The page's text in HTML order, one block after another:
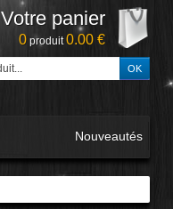
Votre panier
0 produit0.00 €
Nouveautés